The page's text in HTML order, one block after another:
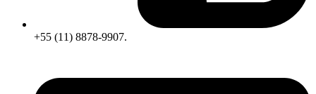
+55 (11) 8878-9907.